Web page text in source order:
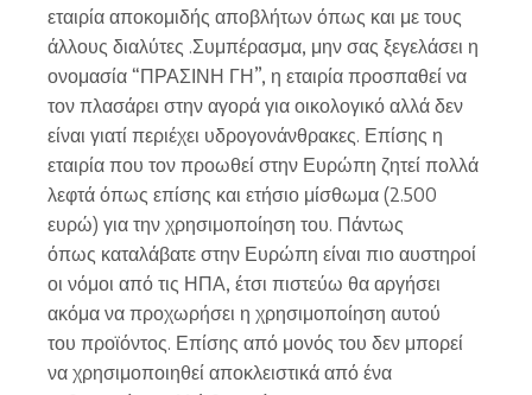
εταιρία αποκομιδής αποβλήτων όπως και με τους
άλλους διαλύτες .Συμπέρασμα, μην σας ξεγελάσει η
ονομασία “ΠΡΑΣΙΝΗ ΓΗ”, η εταιρία προσπαθεί να
τον πλασάρει στην αγορά για οικολογικό αλλά δεν
είναι γιατί περιέχει υδρογονάνθρακες. Επίσης η
εταιρία που τον προωθεί στην Ευρώπη ζητεί πολλά
λεφτά όπως επίσης και ετήσιο μίσθωμα (2.500
ευρώ) για την χρησιμοποίηση του. Πάντως
όπως καταλάβατε στην Ευρώπη είναι πιο αυστηροί
οι νόμοι από τις ΗΠΑ, έτσι πιστεύω θα αργήσει
ακόμα να προχωρήσει η χρησιμοποίηση αυτού
του προϊόντος. Επίσης από μονός του δεν μπορεί
να χρησιμοποιηθεί αποκλειστικά από ένα